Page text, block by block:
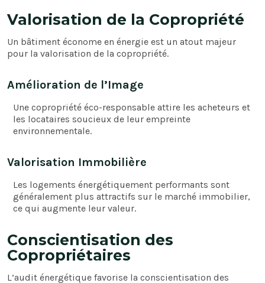
Valorisation de la Copropriété
Un bâtiment économe en énergie est un atout majeur
pour la valorisation de la copropriété.
Amélioration de l’Image
Une copropriété éco-responsable attire les acheteurs et
les locataires soucieux de leur empreinte
environnementale.
Valorisation Immobilière
Les logements énergétiquement performants sont
généralement plus attractifs sur le marché immobilier,
ce qui augmente leur valeur.
Conscientisation des
Copropriétaires
L’audit énergétique favorise la conscientisation des